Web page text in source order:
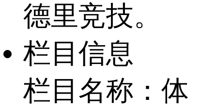
德里竞技。
栏目信息
栏目名称：体